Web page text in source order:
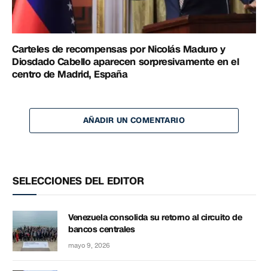
Carteles de recompensas por Nicolás Maduro y
Diosdado Cabello aparecen sorpresivamente en el
centro de Madrid, España
AÑADIR UN COMENTARIO
SELECCIONES DEL EDITOR
Venezuela consolida su retorno al circuito de
bancos centrales
mayo 9, 2026